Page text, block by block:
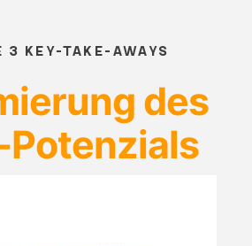
3 KEY-TAKE-AWAYS
des
Potenzials